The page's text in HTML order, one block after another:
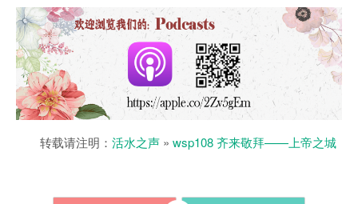
转载请注明： 活水之声 » wsp108 齐来敬拜——上帝之城